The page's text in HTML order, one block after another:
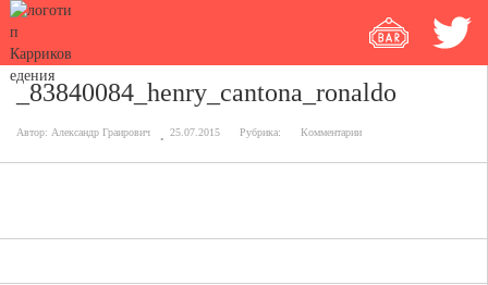
_83840084_henry_cantona_ronaldo
Автор: Александр Граирович 25.07.2015 Рубрика: Комментарии